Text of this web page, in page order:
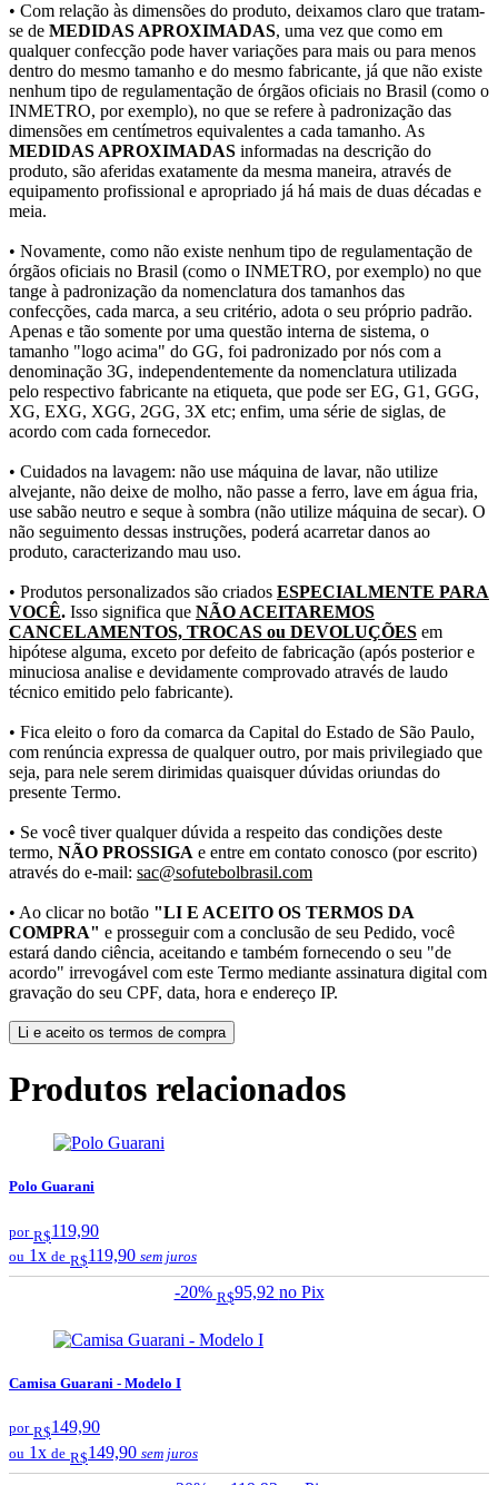
• Com relação às dimensões do produto, deixamos claro que tratam-
se de MEDIDAS APROXIMADAS, uma vez que como em
qualquer confecção pode haver variações para mais ou para menos
dentro do mesmo tamanho e do mesmo fabricante, já que não existe
nenhum tipo de regulamentação de órgãos oficiais no Brasil (como o
INMETRO, por exemplo), no que se refere à padronização das
dimensões em centímetros equivalentes a cada tamanho. As
MEDIDAS APROXIMADAS informadas na descrição do
produto, são aferidas exatamente da mesma maneira, através de
equipamento profissional e apropriado já há mais de duas décadas e
meia.
• Novamente, como não existe nenhum tipo de regulamentação de
órgãos oficiais no Brasil (como o INMETRO, por exemplo) no que
tange à padronização da nomenclatura dos tamanhos das
confecções, cada marca, a seu critério, adota o seu próprio padrão.
Apenas e tão somente por uma questão interna de sistema, o
tamanho "logo acima" do GG, foi padronizado por nós com a
denominação 3G, independentemente da nomenclatura utilizada
pelo respectivo fabricante na etiqueta, que pode ser EG, G1, GGG,
XG, EXG, XGG, 2GG, 3X etc; enfim, uma série de siglas, de
acordo com cada fornecedor.
• Cuidados na lavagem: não use máquina de lavar, não utilize
alvejante, não deixe de molho, não passe a ferro, lave em água fria,
use sabão neutro e seque à sombra (não utilize máquina de secar). O
não seguimento dessas instruções, poderá acarretar danos ao
produto, caracterizando mau uso.
• Produtos personalizados são criados ESPECIALMENTE PARA
VOCÊ. Isso significa que NÃO ACEITAREMOS
CANCELAMENTOS, TROCAS ou DEVOLUÇÕES em
hipótese alguma, exceto por defeito de fabricação (após posterior e
minuciosa analise e devidamente comprovado através de laudo
técnico emitido pelo fabricante).
• Fica eleito o foro da comarca da Capital do Estado de São Paulo,
com renúncia expressa de qualquer outro, por mais privilegiado que
seja, para nele serem dirimidas quaisquer dúvidas oriundas do
presente Termo.
• Se você tiver qualquer dúvida a respeito das condições deste
termo, NÃO PROSSIGA e entre em contato conosco (por escrito)
através do e-mail: sac@sofutebolbrasil.com
• Ao clicar no botão "LI E ACEITO OS TERMOS DA
COMPRA" e prosseguir com a conclusão de seu Pedido, você
estará dando ciência, aceitando e também fornecendo o seu "de
acordo" irrevogável com este Termo mediante assinatura digital com
gravação do seu CPF, data, hora e endereço IP.
Li e aceito os termos de compra
Produtos relacionados
Polo Guarani
por R$119,90
ou 1x de R$119,90 sem juros
-20% R$95,92 no Pix
Camisa Guarani - Modelo I
por R$149,90
ou 1x de R$149,90 sem juros